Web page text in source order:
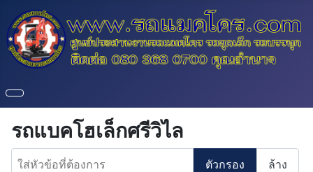
รถแบคโฮเล็กศรีวิไล
ใส่หัวข้อที่ต้องการ
ตัวกรอง ล้าง